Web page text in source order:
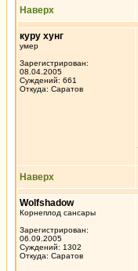
Наверх
куру хунг
умер
Зарегистрирован:
08.04.2005
Суждений: 661
Откуда: Саратов
Наверх
Wolfshadow
Корнеплод сансары
Зарегистрирован:
06.09.2005
Суждений: 1302
Откуда: Саратов